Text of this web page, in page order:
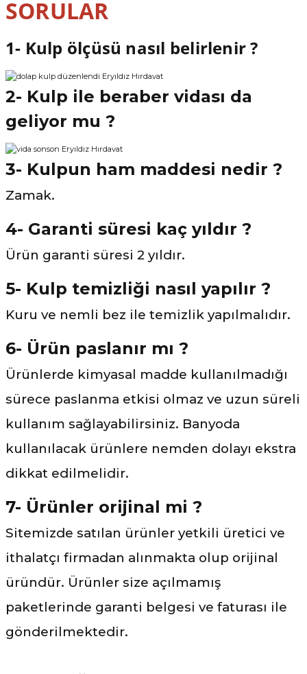
SORULAR
1- Kulp ölçüsü nasıl belirlenir ?
2- Kulp ile beraber vidası da
geliyor mu ?
3- Kulpun ham maddesi nedir ?
Zamak.
4- Garanti süresi kaç yıldır ?
Ürün garanti süresi 2 yıldır.
5- Kulp temizliği nasıl yapılır ?
Kuru ve nemli bez ile temizlik yapılmalıdır.
6- Ürün paslanır mı ?
Ürünlerde kimyasal madde kullanılmadığı
sürece paslanma etkisi olmaz ve uzun süreli
kullanım sağlayabilirsiniz. Banyoda
kullanılacak ürünlere nemden dolayı ekstra
dikkat edilmelidir.
7- Ürünler orijinal mi ?
Sitemizde satılan ürünler yetkili üretici ve
ithalatçı firmadan alınmakta olup orijinal
üründür. Ürünler size açılmamış
paketlerinde garanti belgesi ve faturası ile
gönderilmektedir.